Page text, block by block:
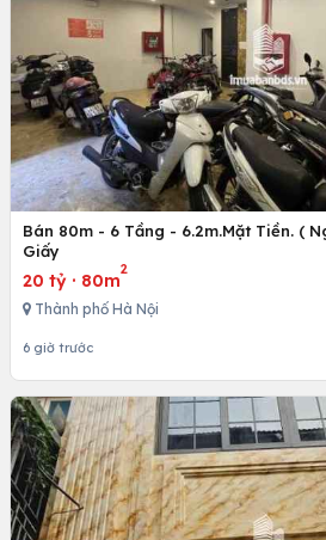
Bán 80m - 6 Tầng - 6.2m.Mặt Tiền. (
Giấy
20 tỷ · 80m
2
Thành phố Hà Nội
6 giờ trước